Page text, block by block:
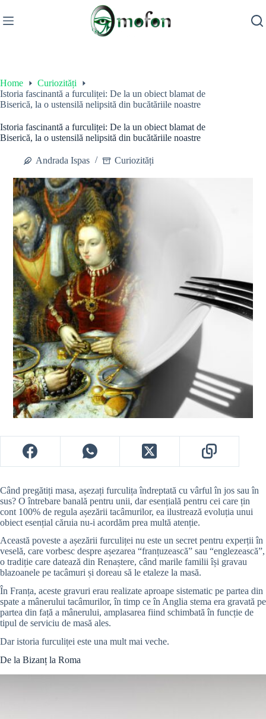
to
content
Home
Curiozități
Istoria fascinantă a furculiței: De la un obiect blamat de
Biserică, la o ustensilă nelipsită din bucătăriile noastre
Istoria fascinantă a furculiței: De la un obiect blamat de
Biserică, la o ustensilă nelipsită din bucătăriile noastre
Andrada Ispas Curiozități
Când pregătiți masa, așezați furculița îndreptată cu vârful în jos sau în
sus? O întrebare banală pentru unii, dar esențială pentru cei care țin
cont 100% de regula așezării tacâmurilor, ea ilustrează evoluția unui
obiect esențial căruia nu-i acordăm prea multă atenție.
Această poveste a așezării furculiței nu este un secret pentru experții în
veselă, care vorbesc despre așezarea “franțuzească” sau “englezească”,
o tradiție care datează din Renaștere, când marile familii își gravau
blazoanele pe tacâmuri și doreau să le etaleze la masă.
În Franța, aceste gravuri erau realizate aproape sistematic pe partea din
spate a mânerului tacâmurilor, în timp ce în Anglia stema era gravată pe
partea din față a mânerului, amplasarea fiind schimbată în funcție de
tipul de serviciu de masă ales.
Dar istoria furculiței este una mult mai veche.
De la Bizanț la Roma